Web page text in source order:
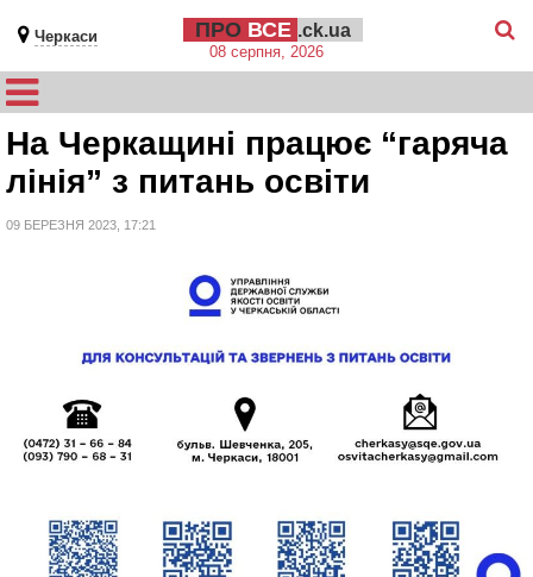
Черкаси ПРО ВСЕ .ck.ua
08 серпня, 2026
На Черкащині працює “гаряча
лінія” з питань освіти
09 БЕРЕЗНЯ 2023, 17:21